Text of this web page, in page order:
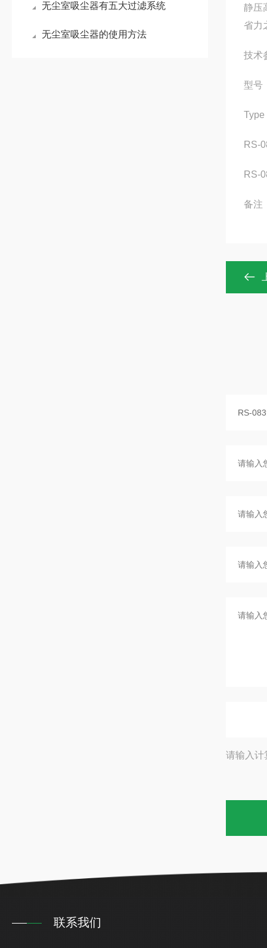
无尘室吸尘器有五大过滤系统
无尘室吸尘器的使用方法
静压
省力
技术
型号
Type
RS-
RS-
备注
请输入计
联系我们